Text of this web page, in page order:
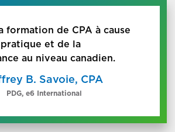
formation de CPA à cause
pratique et de la
au niveau canadien.
B. Savoie, CPA
PDG, e6 International